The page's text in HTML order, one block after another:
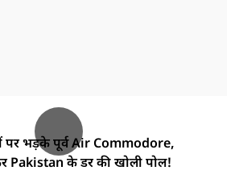
पर भड़के पूर्व Air Commodore,
के डर की खोली पोल!